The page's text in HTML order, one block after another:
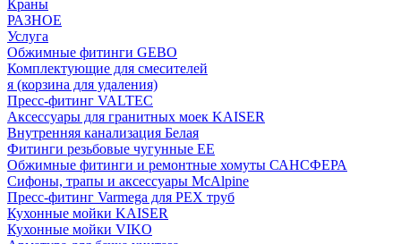
Краны
РАЗНОЕ
Услуга
Обжимные фитинги GEBO
Комплектующие для смесителей
я (корзина для удаления)
Пресс-фитинг VALTEC
Аксессуары для гранитных моек KAISER
Внутренняя канализация Белая
Фитинги резьбовые чугунные EE
Обжимные фитинги и ремонтные хомуты САНСФЕРА
Сифоны, трапы и аксессуары McAlpine
Пресс-фитинг Varmega для PEX труб
Кухонные мойки KAISER
Кухонные мойки VIKO